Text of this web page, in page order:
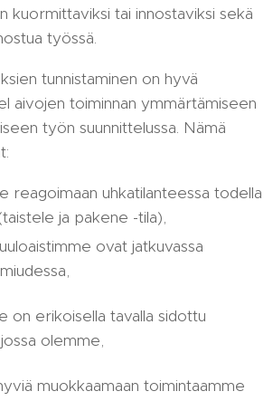
kuormittaviksi tai innostaviksi sekä
työssä.
tunnistaminen on hyvä
aivojen toiminnan ymmärtämiseen
työn suunnittelussa. Nämä
reagoimaan uhkatilanteessa todella
ja pakene -tila),
ovat jatkuvassa
on erikoisella tavalla sidottu
olemme,
muokkaamaan toimintaamme